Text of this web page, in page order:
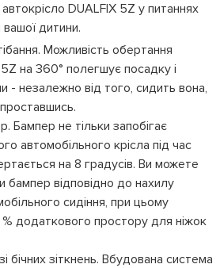
DUALFIX 5Z у питаннях
дитини.
Можливість обертання
на 360° полегшує посадку і
- незалежно від того, сидить вона,
Бампер не тільки запобігає
автомобільного крісла під час
на 8 градусів. Ви можете
бампер відповідно до нахилу
сидіння, при цьому
% додаткового простору для ніжок
бічних зіткнень. Вбудована система